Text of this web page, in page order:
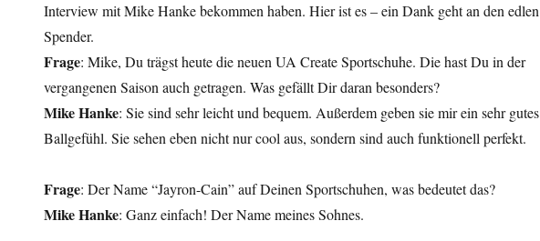
Interview mit Mike Hanke bekommen haben. Hier ist es – ein Dank geht an den edlen
Spender.
Frage: Mike, Du trägst heute die neuen UA Create Sportschuhe. Die hast Du in der
vergangenen Saison auch getragen. Was gefällt Dir daran besonders?
Mike Hanke: Sie sind sehr leicht und bequem. Außerdem geben sie mir ein sehr gutes
Ballgefühl. Sie sehen eben nicht nur cool aus, sondern sind auch funktionell perfekt.
Frage: Der Name “Jayron-Cain” auf Deinen Sportschuhen, was bedeutet das?
Mike Hanke: Ganz einfach! Der Name meines Sohnes.